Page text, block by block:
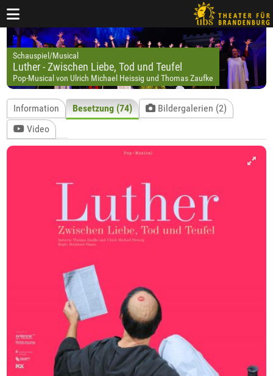
Schauspiel/Musical
Luther - Zwischen Liebe, Tod und Teufel
Pop-Musical von Ulrich Michael Heissig und Thomas Zaufke
Information Besetzung (74)
Bildergalerien (2)
Video